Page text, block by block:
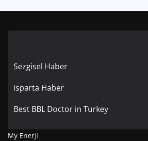
Sezgisel Haber
Isparta Haber
Best BBL Doctor in Turkey
My Enerji